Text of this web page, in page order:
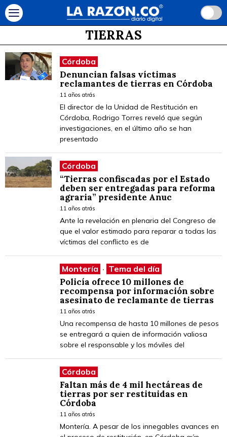
TIERRAS
Córdoba
Denuncian falsas víctimas
reclamantes de tierras en Córdoba
11 años atrás
El director de la Unidad de Restitución en
Córdoba, Rodrigo Torres reveló que según
investigaciones, en el último año se han
presentado
Córdoba
“Tierras confiscadas por el Estado
deben ser entregadas para reforma
agraria” presidente Anuc
11 años atrás
Ante la revelación en plenaria del Congreso de
que el valor estimado para reparar a todas las
víctimas del conflicto es de
Montería · Tema del día
Policía ofrece 10 millones de
recompensa por información sobre
asesinato de reclamante de tierras
11 años atrás
Una recompensa de hasta 10 millones de pesos
se entregará a quien de información valiosa
sobre el responsable y los móviles del
Córdoba
Faltan más de 4 mil hectáreas de
tierras por ser restituidas en
Córdoba
11 años atrás
Montería. A pesar de los innegables avances en